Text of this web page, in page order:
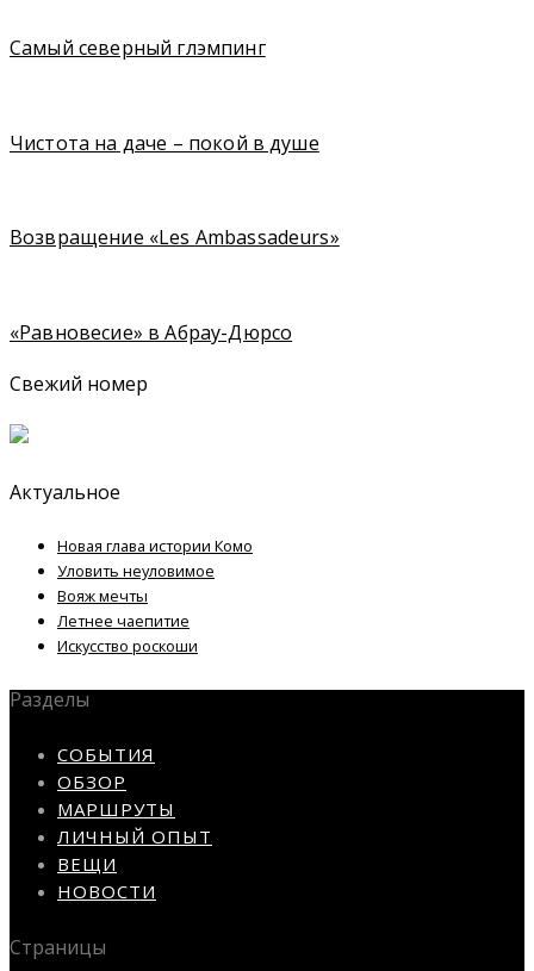
Cамый северный глэмпинг
Чистота на даче – покой в душе
Возвращение «Les Ambassadeurs»
«Равновесие» в Абрау-Дюрсо
Свежий номер
Актуальное
Новая глава истории Комо
Уловить неуловимое
Вояж мечты
Летнее чаепитие
Искусство роскоши
Разделы
СОБЫТИЯ
ОБЗОР
МАРШРУТЫ
ЛИЧНЫЙ ОПЫТ
ВЕЩИ
НОВОСТИ
Страницы